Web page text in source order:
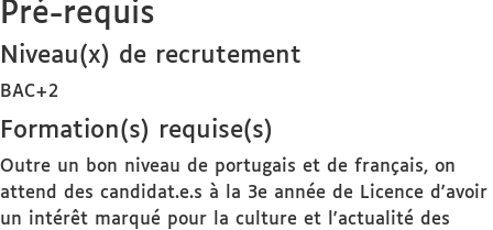
Pré-requis
Niveau(x) de recrutement
BAC+2
Formation(s) requise(s)
Outre un bon niveau de portugais et de français, on
attend des candidat.e.s à la 3e année de Licence d'avoir
un intérêt marqué pour la culture et l'actualité des